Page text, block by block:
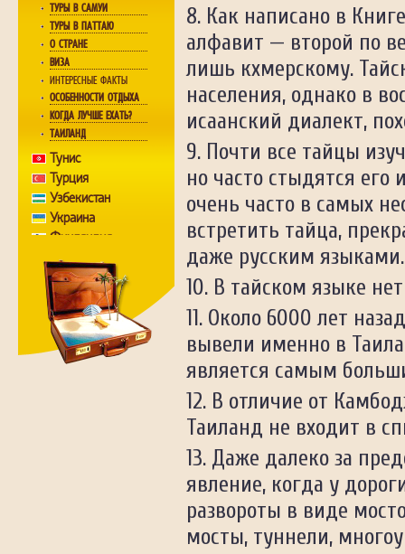
ТУРЫ В САМУИ
ТУРЫ В ПАТТАЮ
О СТРАНЕ
ВИЗА
ИНТЕРЕСНЫЕ ФАКТЫ
ОСОБЕННОСТИ ОТДЫХА
КОГДА ЛУЧШЕ ЕХАТЬ?
ТАИЛАНД
Тунис
Турция
Узбекистан
Украина
Финляндия
Франция
Хорватия
Чехия
Швейцария
Швеция
Шри-Ланка
Как написано в
алфавит — второй по
лишь кхмерскому.
населения, однако в
исаанский диалект,
Почти все тайцы
но часто стыдятся его
очень часто в самых
встретить тайца,
даже русским языками.
В тайском языке
Около 6000 лет
вывели именно в
является самым
В отличие от
Таиланд не входит в
Даже далеко за
явление, когда у
развороты в виде
мосты, туннели,